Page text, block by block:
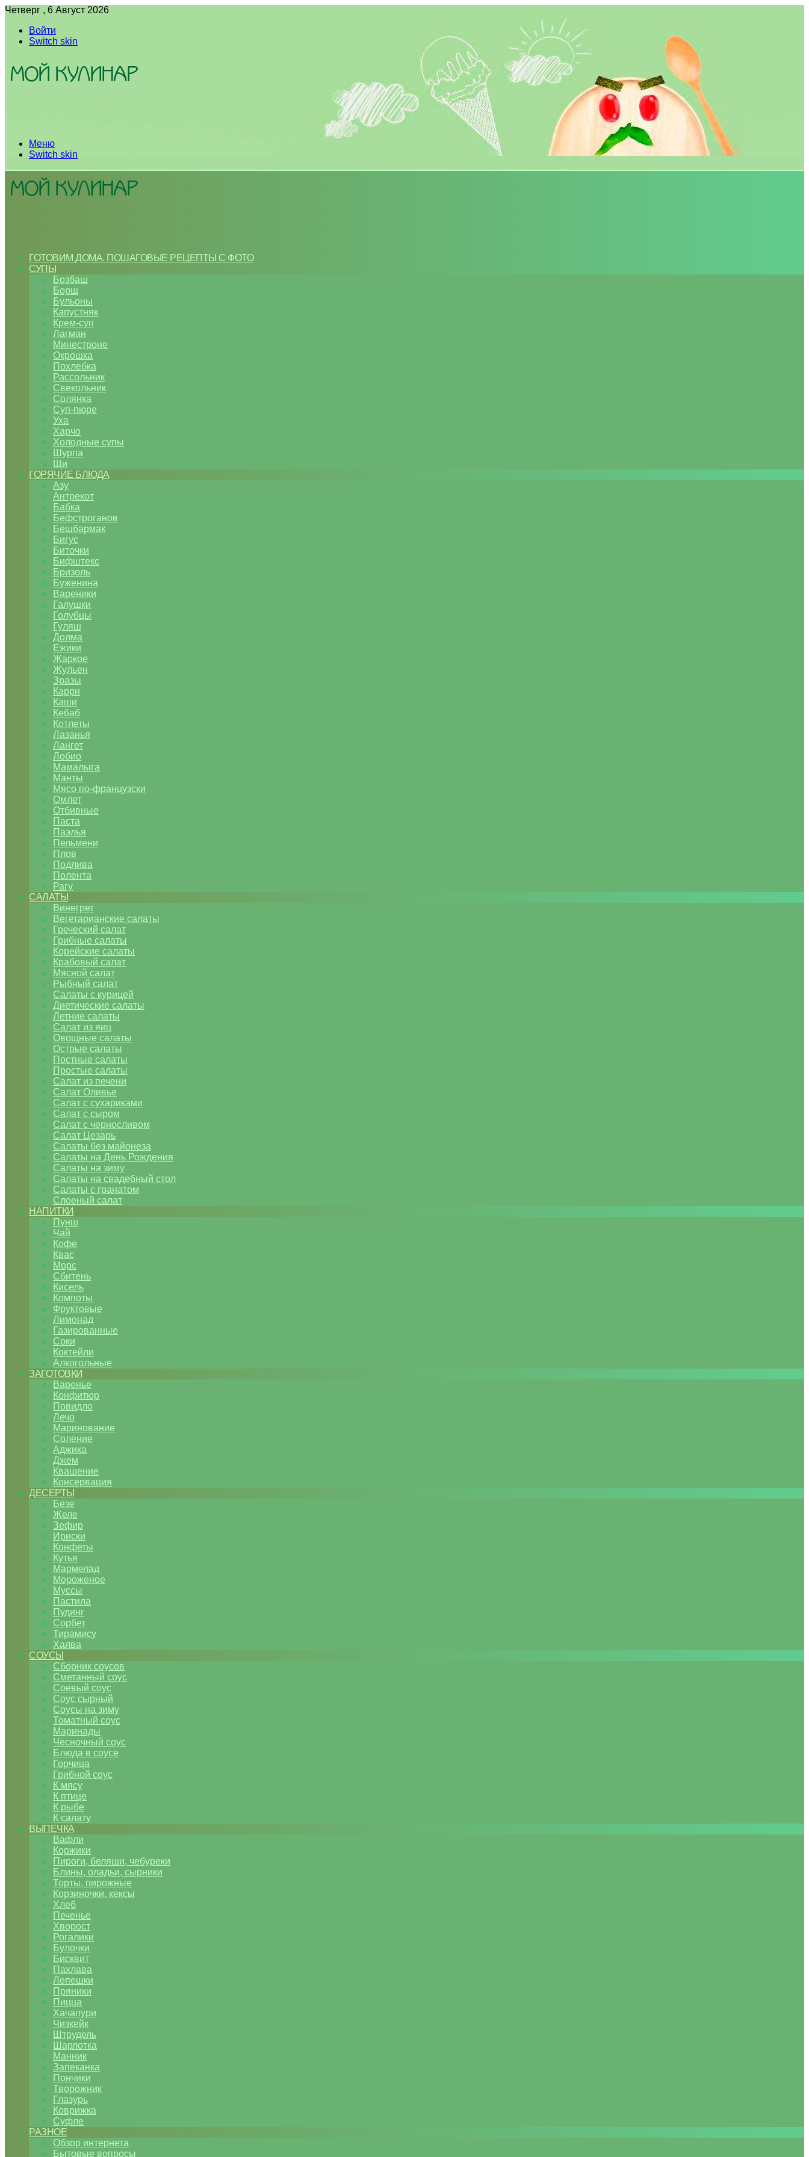
Четверг , 6 Август 2026
Войти
Switch skin
Меню
Switch skin
ГОТОВИМ ДОМА. ПОШАГОВЫЕ РЕЦЕПТЫ С ФОТО
СУПЫ
Бозбаш
Борщ
Бульоны
Капустняк
Крем-суп
Лагман
Минестроне
Окрошка
Похлебка
Рассольник
Свекольник
Солянка
Суп-пюре
Уха
Харчо
Холодные супы
Шурпа
Щи
ГОРЯЧИЕ БЛЮДА
Азу
Антрекот
Бабка
Бефстроганов
Бешбармак
Бигус
Биточки
Бифштекс
Бризоль
Буженина
Вареники
Галушки
Голубцы
Гуляш
Долма
Ежики
Жаркое
Жульен
Зразы
Карри
Каши
Кебаб
Котлеты
Лазанья
Лангет
Лобио
Мамалыга
Манты
Мясо по-французски
Омлет
Отбивные
Паста
Паэлья
Пельмени
Плов
Подлива
Полента
Рагу
САЛАТЫ
Винегрет
Вегетарианские салаты
Греческий салат
Грибные салаты
Корейские салаты
Крабовый салат
Мясной салат
Рыбный салат
Салаты с курицей
Диетические салаты
Летние салаты
Салат из яиц
Овощные салаты
Острые салаты
Постные салаты
Простые салаты
Салат из печени
Салат Оливье
Салат с сухариками
Салат с сыром
Салат с черносливом
Салат Цезарь
Салаты без майонеза
Салаты на День Рождения
Салаты на зиму
Салаты на свадебный стол
Салаты с гранатом
Слоеный салат
НАПИТКИ
Пунш
Чай
Кофе
Квас
Морс
Сбитень
Кисель
Компоты
Фруктовые
Лимонад
Газированные
Соки
Коктейли
Алкогольные
ЗАГОТОВКИ
Варенье
Конфитюр
Повидло
Лечо
Маринование
Соление
Аджика
Джем
Квашение
Консервация
ДЕСЕРТЫ
Безе
Желе
Зефир
Ириски
Конфеты
Кутья
Мармелад
Мороженое
Муссы
Пастила
Пудинг
Сорбет
Тирамису
Халва
СОУСЫ
Сборник соусов
Сметанный соус
Соевый соус
Соус сырный
Соусы на зиму
Томатный соус
Маринады
Чесночный соус
Блюда в соусе
Горчица
Грибной соус
К мясу
К птице
К рыбе
К салату
ВЫПЕЧКА
Вафли
Коржики
Пироги, беляши, чебуреки
Блины, оладьи, сырники
Торты, пирожные
Корзиночки, кексы
Хлеб
Печенье
Хворост
Рогалики
Булочки
Бисквит
Пахлава
Лепешки
Пряники
Пицца
Хачапури
Чизкейк
Штрудель
Шарлотка
Манник
Запеканка
Пончики
Творожник
Глазурь
Коврижка
Суфле
РАЗНОЕ
Обзор интернета
Бытовые вопросы